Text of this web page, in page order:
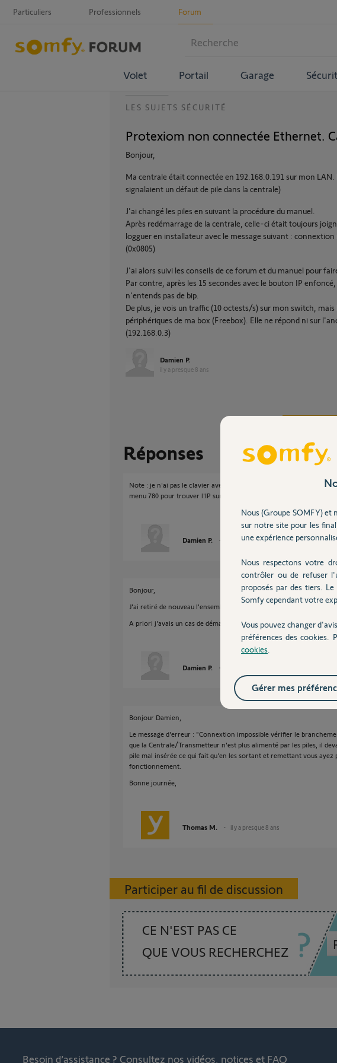
Particuliers Professionnels Forum
Volet Portail Garage
LES SUJETS SÉCURITÉ
Protexiom non connectée Ethernet.
Bonjour,
Ma centrale était connectée en 192.168.0.191 sur mon
signalaient un défaut de pile dans la centrale)
J'ai changé les piles en suivant la procédure du manuel.
Après redémarrage de la centrale, celle-ci était toujours
logguer en installateur avec le message suivant :
(0x0805)
J'ai alors suivi les conseils de ce forum et du manuel pour
Par contre, après les 15 secondes avec le bouton IP
n'entends pas de bip.
De plus, je vois un traffic (10 octests/s) sur mon switch,
périphériques de ma box (Freebox). Elle ne répond ni sur
(192.168.0.3)
Damien P.
il y a presque 8 ans
Réponses
Note : je n'ai pas le clavier avec écran LCD, seulement le clavier
menu 780 pour trouver l'IP sur laquelle la centrale pousse le traffic...
Damien P. il y a presque 8 ans
Bonjour,
J'ai retiré de nouveau l'ensemble des piles puis je les ai remises et
A priori j'avais un cas de démarrage de carte IP sans démarrage de
Damien P.
Bonjour Damien,
Le message d'erreur : "Connextion impossible vérifier le
que la Centrale/Transmetteur n'est plus alimenté par les piles, il
pile mal insérée ce qui fait qu'en les sortant et remettant vous ayez
fonctionnement.
Bonne journée,
Thomas M. il y a presque 8 ans
Participer au fil de discussion
CE N'EST PAS CE
QUE VOUS RECHERCHEZ
Besoin d’assistance ? Consultez nos vidéos, notices et FAQ
Nous (Groupe SOMFY) et
sur notre site pour les
une expérience
Nous respectons votre
contrôler ou de refuser
proposés par des tiers.
Somfy cependant votre
Vous pouvez changer
préférences des cookies.
cookies
Gérer mes